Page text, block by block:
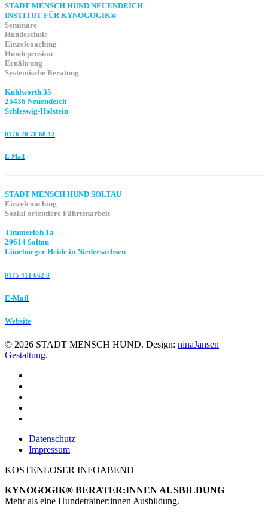
STADT MENSCH HUND NEUENDEICH
INSTITUT FÜR KYNOGOGIK®
Seminare
Hundeschule
Einzelcoaching
Hundepension
Ernährung
Systemische Beratung
Kuhlworth 35
25436 Neuendeich
Schleswig-Holstein
0176 20 78 68 12
E-Mail
STADT MENSCH HUND SOLTAU
Einzelcoaching
Sozial orientiere Fährtenarbeit
Timmerloh 1a
29614 Soltau
Lüneburger Heide in Niedersachsen
0175 411 662 8‬
E-Mail
Website
© 2026 STADT MENSCH HUND. Design: ninaJansen
Gestaltung.
Datenschutz
Impressum
KOSTENLOSER INFOABEND
KYNOGOGIK® BERATER:INNEN AUSBILDUNG
Mehr als eine Hundetrainer:innen Ausbildung.